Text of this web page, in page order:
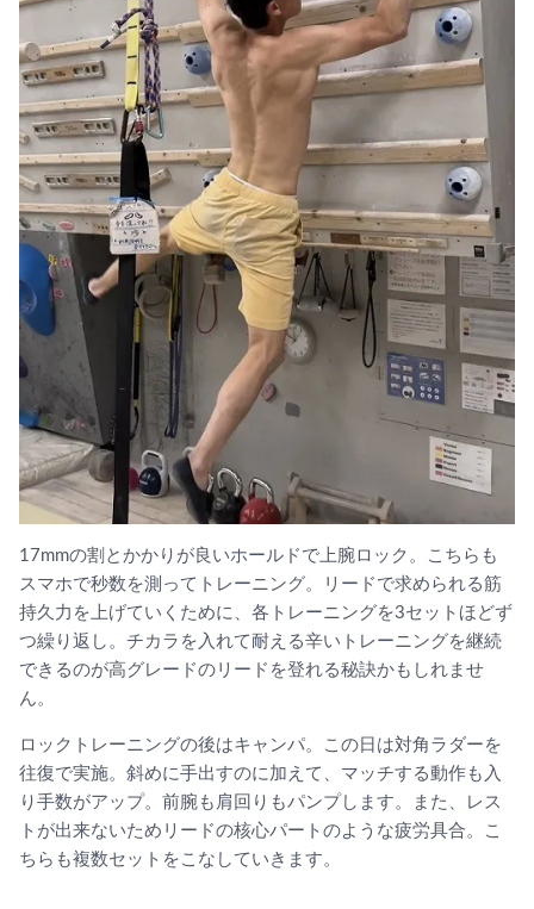
17mmの割とかかりが良いホールドで上腕ロック。こちらも
スマホで秒数を測ってトレーニング。リードで求められる筋
持久力を上げていくために、各トレーニングを3セットほどず
つ繰り返し。チカラを入れて耐える辛いトレーニングを継続
できるのが高グレードのリードを登れる秘訣かもしれませ
ん。
ロックトレーニングの後はキャンパ。この日は対角ラダーを
往復で実施。斜めに手出すのに加えて、マッチする動作も入
り手数がアップ。前腕も肩回りもパンプします。また、レス
トが出来ないためリードの核心パートのような疲労具合。こ
ちらも複数セットをこなしていきます。